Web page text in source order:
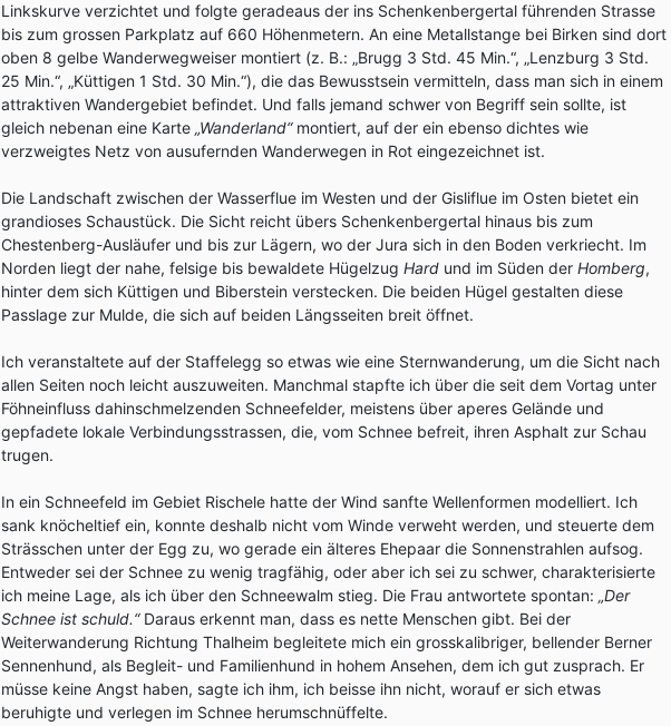
Linkskurve verzichtet und folgte geradeaus der ins Schenkenbergertal führenden Strasse
bis zum grossen Parkplatz auf 660 Höhenmetern. An eine Metallstange bei Birken sind dort
oben 8 gelbe Wanderwegweiser montiert (z. B.: „Brugg 3 Std. 45 Min.“, „Lenzburg 3 Std.
25 Min.“, „Küttigen 1 Std. 30 Min.“), die das Bewusstsein vermitteln, dass man sich in einem
attraktiven Wandergebiet befindet. Und falls jemand schwer von Begriff sein sollte, ist
gleich nebenan eine Karte „Wanderland“ montiert, auf der ein ebenso dichtes wie
verzweigtes Netz von ausufernden Wanderwegen in Rot eingezeichnet ist.
Die Landschaft zwischen der Wasserflue im Westen und der Gisliflue im Osten bietet ein
grandioses Schaustück. Die Sicht reicht übers Schenkenbergertal hinaus bis zum
Chestenberg-Ausläufer und bis zur Lägern, wo der Jura sich in den Boden verkriecht. Im
Norden liegt der nahe, felsige bis bewaldete Hügelzug Hard und im Süden der Homberg,
hinter dem sich Küttigen und Biberstein verstecken. Die beiden Hügel gestalten diese
Passlage zur Mulde, die sich auf beiden Längsseiten breit öffnet.
Ich veranstaltete auf der Staffelegg so etwas wie eine Sternwanderung, um die Sicht nach
allen Seiten noch leicht auszuweiten. Manchmal stapfte ich über die seit dem Vortag unter
Föhneinfluss dahinschmelzenden Schneefelder, meistens über aperes Gelände und
gepfadete lokale Verbindungsstrassen, die, vom Schnee befreit, ihren Asphalt zur Schau
trugen.
In ein Schneefeld im Gebiet Rischele hatte der Wind sanfte Wellenformen modelliert. Ich
sank knöcheltief ein, konnte deshalb nicht vom Winde verweht werden, und steuerte dem
Strässchen unter der Egg zu, wo gerade ein älteres Ehepaar die Sonnenstrahlen aufsog.
Entweder sei der Schnee zu wenig tragfähig, oder aber ich sei zu schwer, charakterisierte
ich meine Lage, als ich über den Schneewalm stieg. Die Frau antwortete spontan: „Der
Schnee ist schuld.“Daraus erkennt man, dass es nette Menschen gibt. Bei der
Weiterwanderung Richtung Thalheim begleitete mich ein grosskalibriger, bellender Berner
Sennenhund, als Begleit- und Familienhund in hohem Ansehen, dem ich gut zusprach. Er
müsse keine Angst haben, sagte ich ihm, ich beisse ihn nicht, worauf er sich etwas
beruhigte und verlegen im Schnee herumschnüffelte.